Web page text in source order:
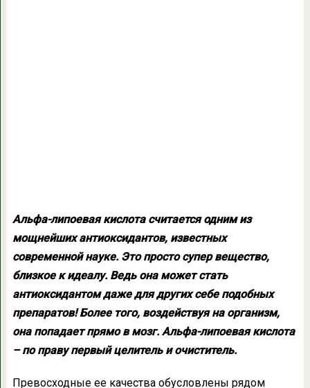
Альфа-липоевая кислота считается одним из
мощнейших антиоксидантов, известных
современной науке. Это просто супер вещество,
близкое к идеалу. Ведь она может стать
антиоксидантом даже для других себе подобных
препаратов! Более того, воздействуя на организм,
она попадает прямо в мозг. Альфа-липоевая кислота
– по праву первый целитель и очиститель.
Превосходные ее качества обусловлены рядом